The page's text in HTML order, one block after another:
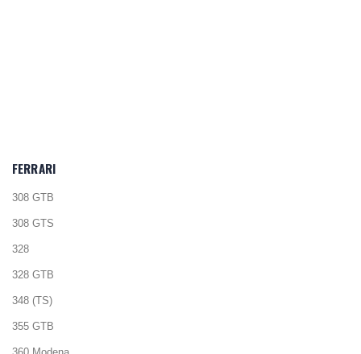
FERRARI
308 GTB
308 GTS
328
328 GTB
348 (TS)
355 GTB